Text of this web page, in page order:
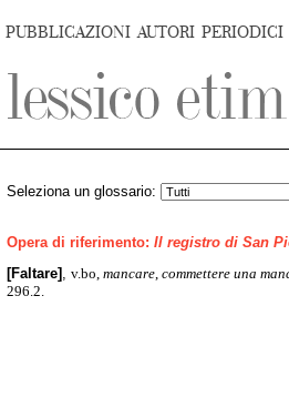
PUBBLICAZIONI AUTORI PERIODICI
Seleziona un glossario:
Opera di riferimento: Il registro di San
[Faltare]
v.bo, mancare commettere una
296.2.